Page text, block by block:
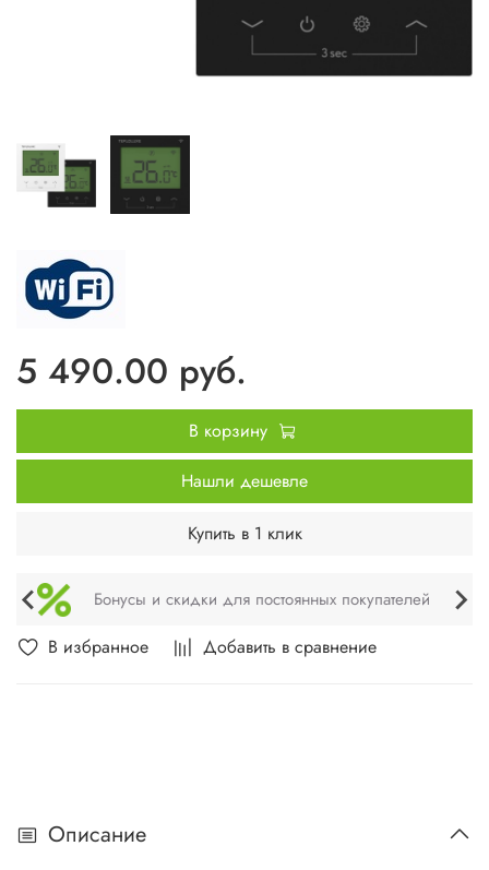
В избранное Добавить в сравнение
5 490.00 руб.
В корзину
Нашли дешевле
Купить в 1 клик
Бонусы и скидки для постоянных покупателей
Описание